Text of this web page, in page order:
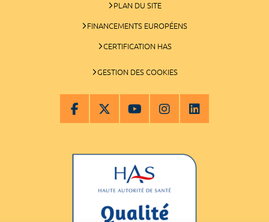
PLAN DU SITE
FINANCEMENTS EUROPÉENS
CERTIFICATION HAS
GESTION DES COOKIES